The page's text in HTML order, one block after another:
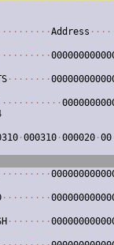
· · · · · · · · ·Address · · · ·
· · · · · · · · ·
· · · · · · · ·
· · · · · · · · · · ·
·000310 ·000020 ·00
· · · · · · · · ·
· · · · · · · · ·
· · · · · · · ·